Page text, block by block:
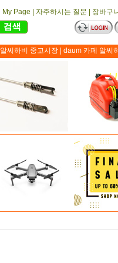
My Page 자주하시는 질문
장바구
알씨하비 중고시장 daum 카페 알씨